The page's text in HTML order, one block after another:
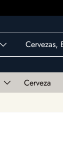
Cerveza